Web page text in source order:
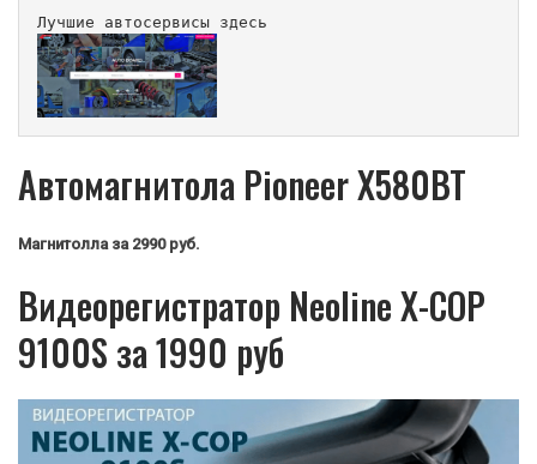
Лучшие автосервисы здесь
Автомагнитола Pioneer X580BT
Магнитолла за 2990 руб.
Видеорегистратор Neoline X-COP
9100S за 1990 руб